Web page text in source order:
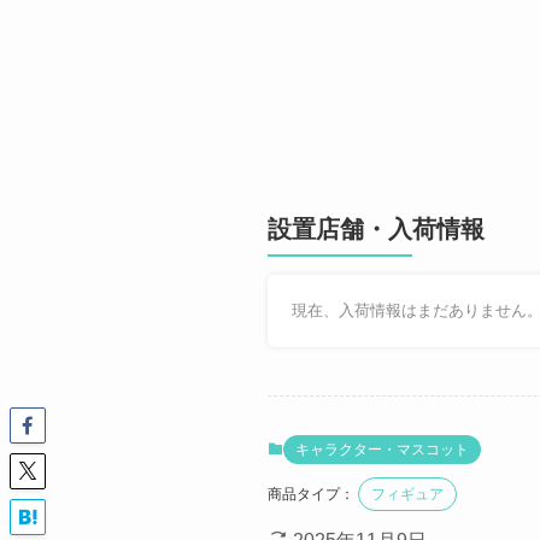
設置店舗・入荷情報
現在、入荷情報はまだありません
キャラクター・マスコット
商品タイプ： フィギュア